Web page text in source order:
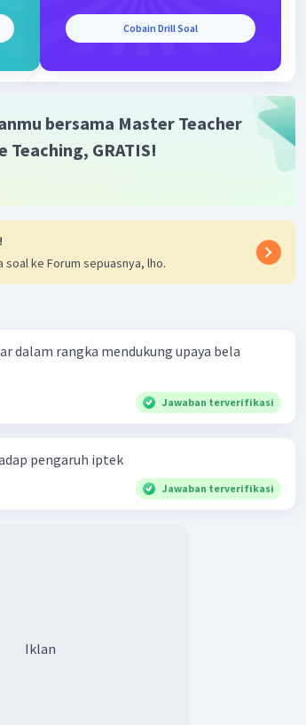
Cobain Drill Soal
bersama Master Teacher
Teaching, GRATIS!
soal ke Forum sepuasnya, lho.
dalam rangka mendukung upaya bela
Jawaban terverifikasi
pengaruh iptek
Jawaban terverifikasi
Iklan